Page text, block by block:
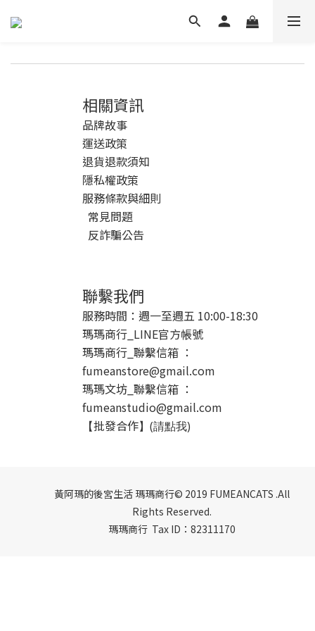
相關資訊
品牌故事
運送政策
退貨退款須知
隱私權政策
服務條款與細則
常見問題
反詐騙公告
聯繫我們
服務時間：週一至週五 10:00-18:30
瑪瑪商行_LINE官方帳號
瑪瑪商行_聯繫信箱 ：
fumeanstore@gmail.com
瑪瑪文坊_聯繫信箱 ：
fumeanstudio@gmail.com
【批發合作】(請點我)
黃阿瑪的後宮生活 瑪瑪商行© 2019 FUMEANCATS .All
Rights Reserved.
瑪瑪商行 Tax ID：82311170